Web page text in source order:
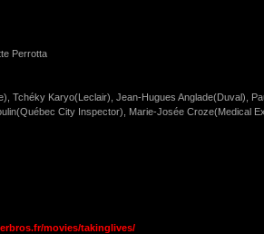
Perrotta
Karyo(Leclair), Jean-Hugues Anglade(Duval),
City Inspector), Marie-Josée Croze(Medical
movies/takinglives/